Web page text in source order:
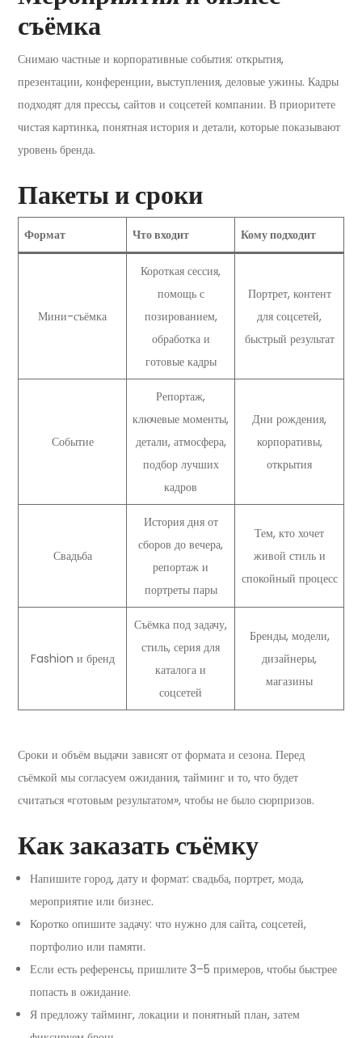
съёмка
Снимаю частные и корпоративные события: открытия,
презентации, конференции, выступления, деловые ужины. Кадры
подходят для прессы, сайтов и соцсетей компании. В приоритете
чистая картинка, понятная история и детали, которые показывают
уровень бренда.
Пакеты и сроки
Формат Что входит Кому подходит
Мини-съёмка
Короткая сессия,
помощь с
позированием,
обработка и
готовые кадры
Портрет, контент
для соцсетей,
быстрый результат
Событие
Репортаж,
ключевые моменты,
детали, атмосфера,
подбор лучших
кадров
Дни рождения,
корпоративы,
открытия
Свадьба
История дня от
сборов до вечера,
репортаж и
портреты пары
Тем, кто хочет
живой стиль и
спокойный процесс
Fashion и бренд
Съёмка под задачу,
стиль, серия для
каталога и
соцсетей
Бренды, модели,
дизайнеры,
магазины
Сроки и объём выдачи зависят от формата и сезона. Перед
съёмкой мы согласуем ожидания, тайминг и то, что будет
считаться «готовым результатом», чтобы не было сюрпризов.
Как заказать съёмку
Напишите город, дату и формат: свадьба, портрет, мода,
мероприятие или бизнес.
Коротко опишите задачу: что нужно для сайта, соцсетей,
портфолио или памяти.
Если есть референсы, пришлите 3–5 примеров, чтобы быстрее
попасть в ожидание.
Я предложу тайминг, локации и понятный план, затем